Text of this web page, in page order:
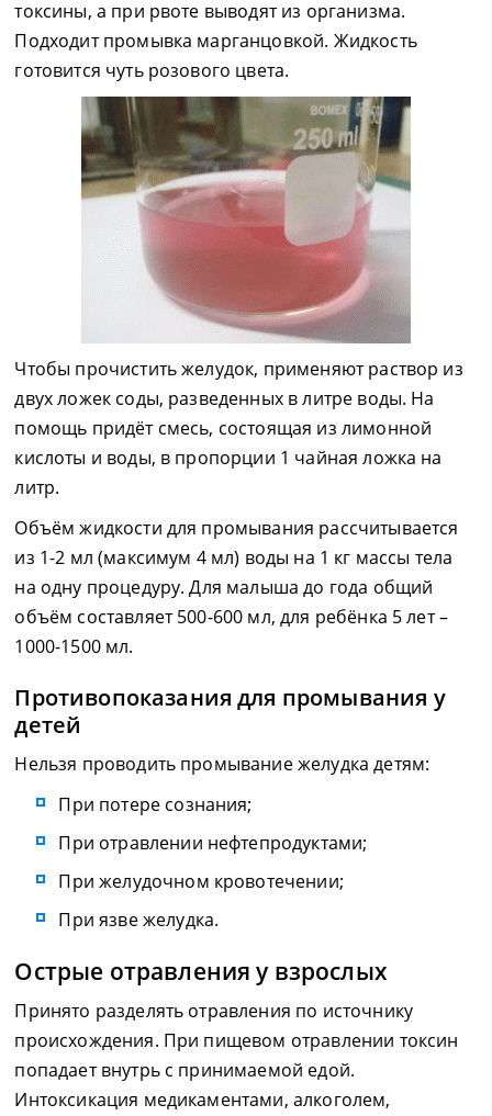
токсины, а при рвоте выводят из организма.
Подходит промывка марганцовкой. Жидкость
готовится чуть розового цвета.
Чтобы прочистить желудок, применяют раствор из
двух ложек соды, разведенных в литре воды. На
помощь придёт смесь, состоящая из лимонной
кислоты и воды, в пропорции 1 чайная ложка на
литр.
Объём жидкости для промывания рассчитывается
из 1-2 мл (максимум 4 мл) воды на 1 кг массы тела
на одну процедуру. Для малыша до года общий
объём составляет 500-600 мл, для ребёнка 5 лет –
1000-1500 мл.
Противопоказания для промывания у
детей
Нельзя проводить промывание желудка детям:
При потере сознания;
При отравлении нефтепродуктами;
При желудочном кровотечении;
При язве желудка.
Острые отравления у взрослых
Принято разделять отравления по источнику
происхождения. При пищевом отравлении токсин
попадает внутрь с принимаемой едой.
Интоксикация медикаментами, алкоголем,